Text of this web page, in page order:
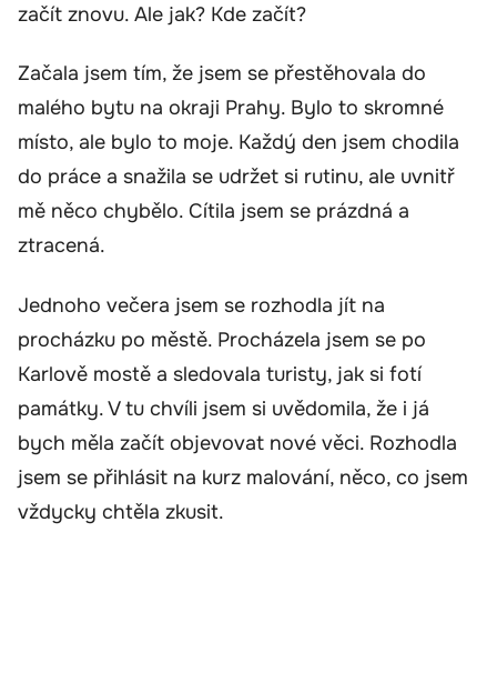
začít znovu. Ale jak? Kde začít?
Začala jsem tím, že jsem se přestěhovala do
malého bytu na okraji Prahy. Bylo to skromné
místo, ale bylo to moje. Každý den jsem chodila
do práce a snažila se udržet si rutinu, ale uvnitř
mě něco chybělo. Cítila jsem se prázdná a
ztracená.
Jednoho večera jsem se rozhodla jít na
procházku po městě. Procházela jsem se po
Karlově mostě a sledovala turisty, jak si fotí
památky. V tu chvíli jsem si uvědomila, že i já
bych měla začít objevovat nové věci. Rozhodla
jsem se přihlásit na kurz malování, něco, co jsem
vždycky chtěla zkusit.